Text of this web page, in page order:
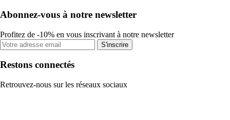
Abonnez-vous à notre newsletter
Profitez de -10% en vous inscrivant à notre newsletter
S'inscrire
Restons connectés
Retrouvez-nous sur les réseaux sociaux